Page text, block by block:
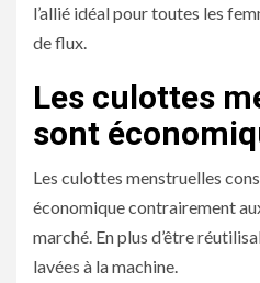
l’allié idéal pour toutes les
de flux.
Les culottes
sont
Les culottes menstruelles
économique contrairement
marché. En plus d’être
lavées à la machine.